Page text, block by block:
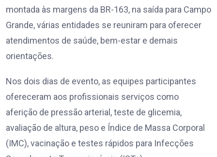
montada às margens da BR-163, na saída para Campo
Grande, várias entidades se reuniram para oferecer
atendimentos de saúde, bem-estar e demais
orientações.
Nos dois dias de evento, as equipes participantes
ofereceram aos profissionais serviços como
aferição de pressão arterial, teste de glicemia,
avaliação de altura, peso e Índice de Massa Corporal
(IMC), vacinação e testes rápidos para Infecções